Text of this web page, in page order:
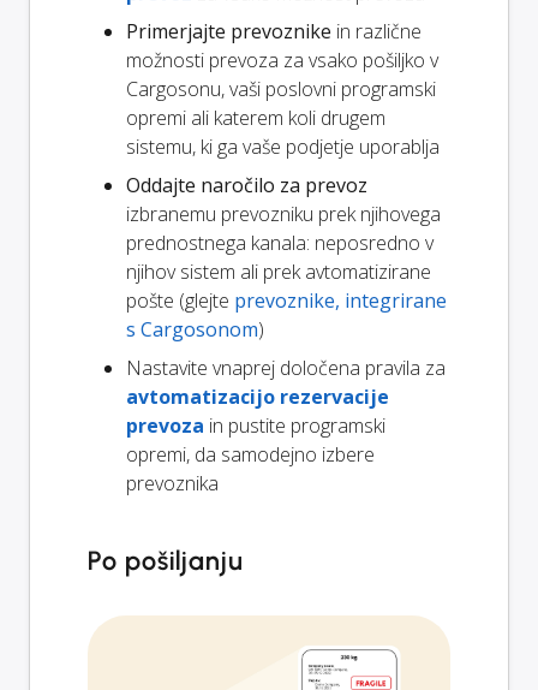
Primerjajte prevoznike in različne
možnosti prevoza za vsako pošiljko v
Cargosonu, vaši poslovni programski
opremi ali katerem koli drugem
sistemu, ki ga vaše podjetje uporablja
Oddajte naročilo za prevoz
izbranemu prevozniku prek njihovega
prednostnega kanala: neposredno v
njihov sistem ali prek avtomatizirane
pošte (glejte prevoznike, integrirane
s Cargosonom)
Nastavite vnaprej določena pravila za
avtomatizacijo rezervacije
prevoza in pustite programski
opremi, da samodejno izbere
prevoznika
Po pošiljanju